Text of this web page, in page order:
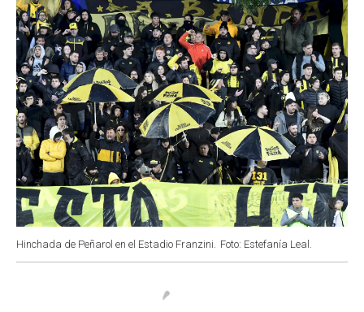
k
p
n
Hinchada de Peñarol en el Estadio Franzini. Foto: Estefanía Leal.